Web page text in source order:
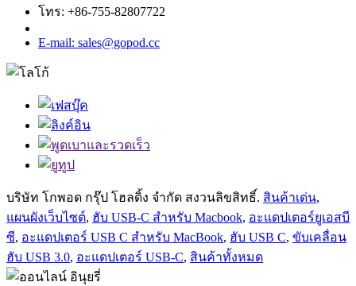
โทร: +86-755-82807722
E-mail: sales@gopod.cc
บริษัท โกพอด กรุ๊ป โฮลดิ้ง จำกัด สงวนลิขสิทธิ์. สินค้าเด่น,
แผนผังเว็บไซต์, ฮับ ​​USB-C สำหรับ Macbook, อะแดปเตอร์ยูเอสบี
ซี, อะแดปเตอร์ USB C สำหรับ MacBook, ฮับ ​​USB C, ขับเคลื่อน
ฮับ USB 3.0, อะแดปเตอร์ USB-C, สินค้าทั้งหมด